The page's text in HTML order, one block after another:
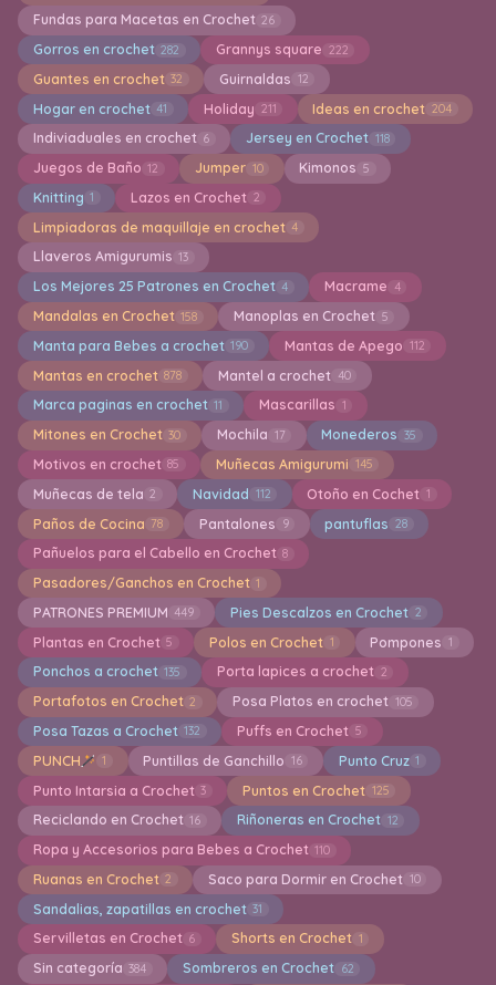
Fundas para Macetas en Crochet 26
Gorros en crochet 282 Grannys square 222
Guantes en crochet 32 Guirnaldas 12
Hogar en crochet 41 Holiday 211 Ideas en crochet 204
Indiviaduales en crochet 6 Jersey en Crochet 118
Juegos de Baño 12 Jumper 10 Kimonos 5
Knitting 1 Lazos en Crochet 2
Limpiadoras de maquillaje en crochet 4
Llaveros Amigurumis 13
Los Mejores 25 Patrones en Crochet 4 Macrame 4
Mandalas en Crochet 158 Manoplas en Crochet 5
Manta para Bebes a crochet 190 Mantas de Apego 112
Mantas en crochet 878 Mantel a crochet 40
Marca paginas en crochet 11 Mascarillas 1
Mitones en Crochet 30 Mochila 17 Monederos 35
Motivos en crochet 85 Muñecas Amigurumi 145
Muñecas de tela 2 Navidad 112 Otoño en Cochet 1
Paños de Cocina 78 Pantalones 9 pantuflas 28
Pañuelos para el Cabello en Crochet 8
Pasadores/Ganchos en Crochet 1
PATRONES PREMIUM 449 Pies Descalzos en Crochet 2
Plantas en Crochet 5 Polos en Crochet 1 Pompones 1
Ponchos a crochet 135 Porta lapices a crochet 2
Portafotos en Crochet 2 Posa Platos en crochet 105
Posa Tazas a Crochet 132 Puffs en Crochet 5
PUNCH 1 Puntillas de Ganchillo 16 Punto Cruz 1
Punto Intarsia a Crochet 3 Puntos en Crochet 125
Reciclando en Crochet 16 Riñoneras en Crochet 12
Ropa y Accesorios para Bebes a Crochet 110
Ruanas en Crochet 2 Saco para Dormir en Crochet 10
Sandalias, zapatillas en crochet 31
Servilletas en Crochet 6 Shorts en Crochet 1
Sin categoría 384 Sombreros en Crochet 62